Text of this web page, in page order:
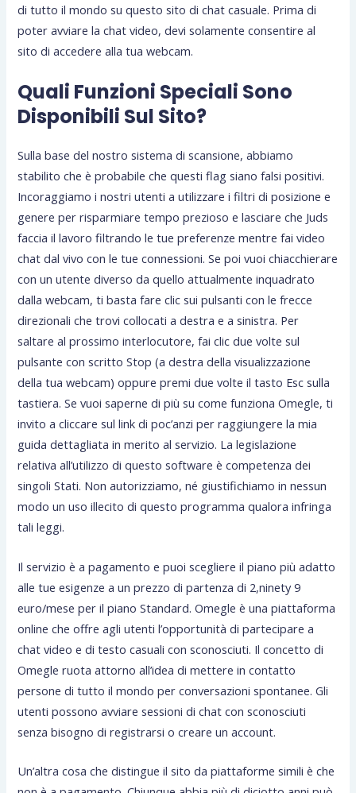
di tutto il mondo su questo sito di chat casuale. Prima di
poter avviare la chat video, devi solamente consentire al
sito di accedere alla tua webcam.
Quali Funzioni Speciali Sono
Disponibili Sul Sito?
Sulla base del nostro sistema di scansione, abbiamo
stabilito che è probabile che questi flag siano falsi positivi.
Incoraggiamo i nostri utenti a utilizzare i filtri di posizione e
genere per risparmiare tempo prezioso e lasciare che Juds
faccia il lavoro filtrando le tue preferenze mentre fai video
chat dal vivo con le tue connessioni. Se poi vuoi chiacchierare
con un utente diverso da quello attualmente inquadrato
dalla webcam, ti basta fare clic sui pulsanti con le frecce
direzionali che trovi collocati a destra e a sinistra. Per
saltare al prossimo interlocutore, fai clic due volte sul
pulsante con scritto Stop (a destra della visualizzazione
della tua webcam) oppure premi due volte il tasto Esc sulla
tastiera. Se vuoi saperne di più su come funziona Omegle, ti
invito a cliccare sul link di poc’anzi per raggiungere la mia
guida dettagliata in merito al servizio. La legislazione
relativa all’utilizzo di questo software è competenza dei
singoli Stati. Non autorizziamo, né giustifichiamo in nessun
modo un uso illecito di questo programma qualora infringa
tali leggi.
Il servizio è a pagamento e puoi scegliere il piano più adatto
alle tue esigenze a un prezzo di partenza di 2,ninety 9
euro/mese per il piano Standard. Omegle è una piattaforma
online che offre agli utenti l’opportunità di partecipare a
chat video e di testo casuali con sconosciuti. Il concetto di
Omegle ruota attorno all’idea di mettere in contatto
persone di tutto il mondo per conversazioni spontanee. Gli
utenti possono avviare sessioni di chat con sconosciuti
senza bisogno di registrarsi o creare un account.
Un’altra cosa che distingue il sito da piattaforme simili è che